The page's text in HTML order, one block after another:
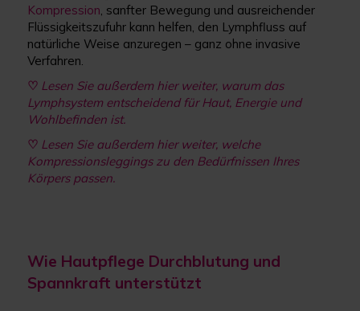
Kompression, sanfter Bewegung und ausreichender
Flüssigkeitszufuhr kann helfen, den Lymphfluss auf
natürliche Weise anzuregen – ganz ohne invasive
Verfahren.
♡ Lesen Sie außerdem hier weiter, warum das
Lymphsystem entscheidend für Haut, Energie und
Wohlbefinden ist.
♡ Lesen Sie außerdem hier weiter, welche
Kompressionsleggings zu den Bedürfnissen Ihres
Körpers passen.
Wie Hautpflege Durchblutung und
Spannkraft unterstützt